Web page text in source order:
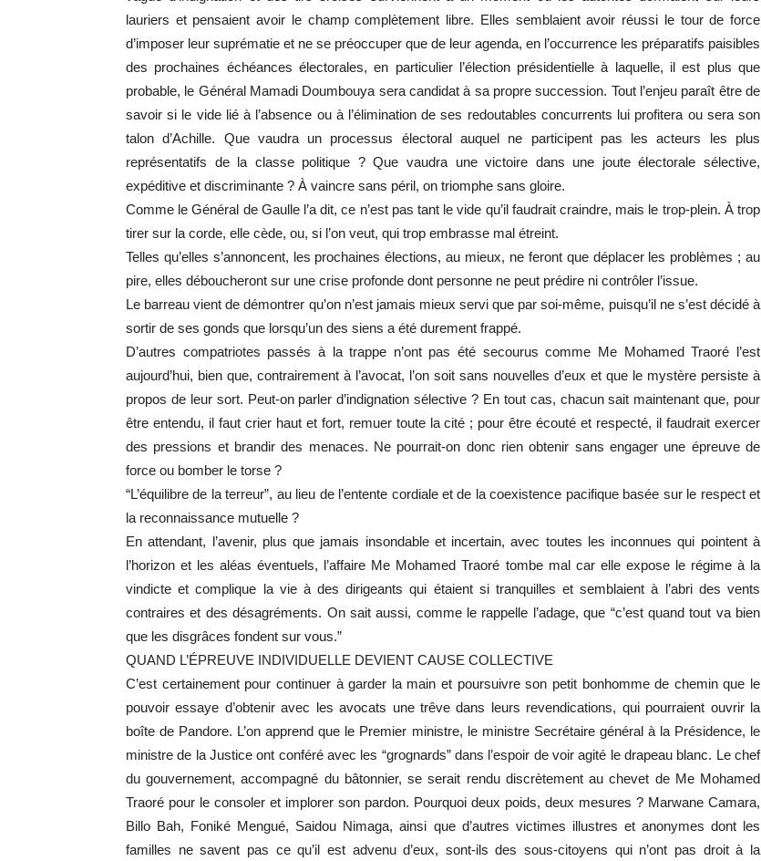
lauriers et pensaient avoir le champ complètement libre. Elles semblaient avoir réussi le tour de force
d’imposer leur suprématie et ne se préoccuper que de leur agenda, en l’occurrence les préparatifs paisibles
des prochaines échéances électorales, en particulier l’élection présidentielle à laquelle, il est plus que
probable, le Général Mamadi Doumbouya sera candidat à sa propre succession. Tout l’enjeu paraît être de
savoir si le vide lié à l’absence ou à l’élimination de ses redoutables concurrents lui profitera ou sera son
talon d’Achille. Que vaudra un processus électoral auquel ne participent pas les acteurs les plus
représentatifs de la classe politique ? Que vaudra une victoire dans une joute électorale sélective,
expéditive et discriminante ? À vaincre sans péril, on triomphe sans gloire.
Comme le Général de Gaulle l’a dit, ce n’est pas tant le vide qu’il faudrait craindre, mais le trop-plein. À trop
tirer sur la corde, elle cède, ou, si l’on veut, qui trop embrasse mal étreint.
Telles qu’elles s’annoncent, les prochaines élections, au mieux, ne feront que déplacer les problèmes ; au
pire, elles déboucheront sur une crise profonde dont personne ne peut prédire ni contrôler l’issue.
Le barreau vient de démontrer qu’on n’est jamais mieux servi que par soi-même, puisqu’il ne s’est décidé à
sortir de ses gonds que lorsqu’un des siens a été durement frappé.
D’autres compatriotes passés à la trappe n’ont pas été secourus comme Me Mohamed Traoré l’est
aujourd’hui, bien que, contrairement à l’avocat, l’on soit sans nouvelles d’eux et que le mystère persiste à
propos de leur sort. Peut-on parler d’indignation sélective ? En tout cas, chacun sait maintenant que, pour
être entendu, il faut crier haut et fort, remuer toute la cité ; pour être écouté et respecté, il faudrait exercer
des pressions et brandir des menaces. Ne pourrait-on donc rien obtenir sans engager une épreuve de
force ou bomber le torse ?
“L’équilibre de la terreur”, au lieu de l’entente cordiale et de la coexistence pacifique basée sur le respect et
la reconnaissance mutuelle ?
En attendant, l’avenir, plus que jamais insondable et incertain, avec toutes les inconnues qui pointent à
l’horizon et les aléas éventuels, l’affaire Me Mohamed Traoré tombe mal car elle expose le régime à la
vindicte et complique la vie à des dirigeants qui étaient si tranquilles et semblaient à l’abri des vents
contraires et des désagréments. On sait aussi, comme le rappelle l’adage, que “c’est quand tout va bien
que les disgrâces fondent sur vous.”
QUAND L’ÉPREUVE INDIVIDUELLE DEVIENT CAUSE COLLECTIVE
C’est certainement pour continuer à garder la main et poursuivre son petit bonhomme de chemin que le
pouvoir essaye d’obtenir avec les avocats une trêve dans leurs revendications, qui pourraient ouvrir la
boîte de Pandore. L’on apprend que le Premier ministre, le ministre Secrétaire général à la Présidence, le
ministre de la Justice ont conféré avec les “grognards” dans l’espoir de voir agité le drapeau blanc. Le chef
du gouvernement, accompagné du bâtonnier, se serait rendu discrètement au chevet de Me Mohamed
Traoré pour le consoler et implorer son pardon. Pourquoi deux poids, deux mesures ? Marwane Camara,
Billo Bah, Foniké Mengué, Saidou Nimaga, ainsi que d’autres victimes illustres et anonymes dont les
familles ne savent pas ce qu’il est advenu d’eux, sont-ils des sous-citoyens qui n’ont pas droit à la